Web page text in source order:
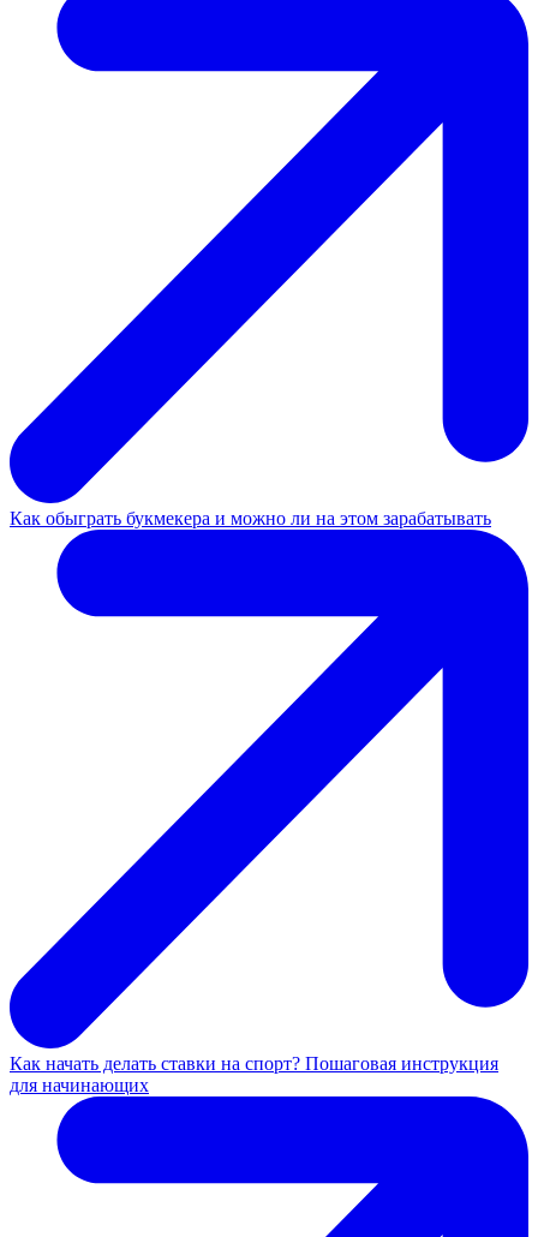
Как обыграть букмекера и можно ли на этом зарабатывать
Как начать делать ставки на спорт? Пошаговая инструкция
для начинающих